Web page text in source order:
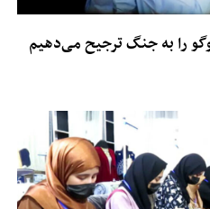
را به جنگ ترجیح می‌دهیم